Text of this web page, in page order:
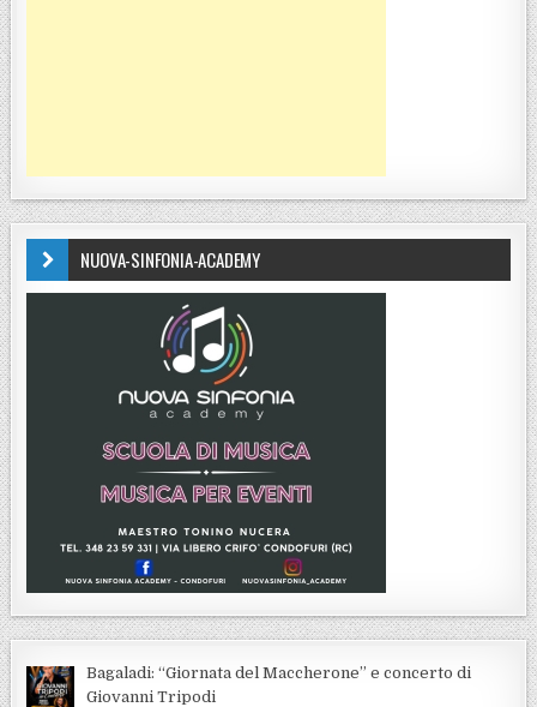
NUOVA-SINFONIA-ACADEMY
Bagaladi: “Giornata del Maccherone” e concerto di
Giovanni Tripodi